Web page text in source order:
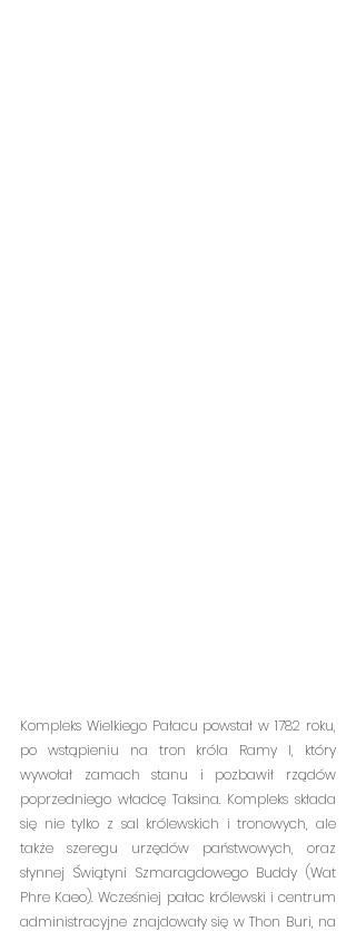
Kompleks Wielkiego Pałacu powstał w 1782 roku,
po wstąpieniu na tron króla Ramy I, który
wywołał zamach stanu i pozbawił rządów
poprzedniego władcę Taksina. Kompleks składa
się nie tylko z sal królewskich i tronowych, ale
także szeregu urzędów państwowych, oraz
słynnej Świątyni Szmaragdowego Buddy (Wat
Phre Kaeo). Wcześniej pałac królewski i centrum
administracyjne znajdowały się w Thon Buri, na